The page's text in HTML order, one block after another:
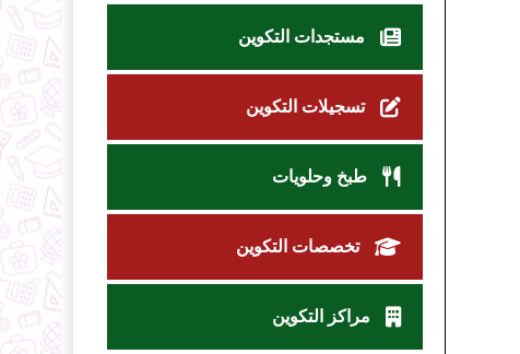
مستجدات التكوين
تسجيلات التكوين
طبخ وحلويات
تخصصات التكوين
مراكز التكوين